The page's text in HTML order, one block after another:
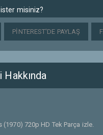
misiniz?
PINTEREST'DE PAYLAŞ
Hakkında
(1970) 720p HD Tek Parça izle.